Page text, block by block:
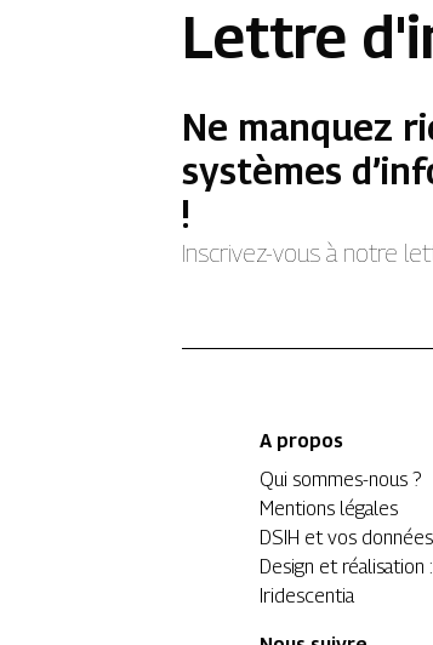
Lettre
Ne manquez
systèmes
!
Inscrivez-vous à notre
A propos
Qui sommes-nous ?
Mentions légales
DSIH et vos données
Design et réalisation :
Iridescentia